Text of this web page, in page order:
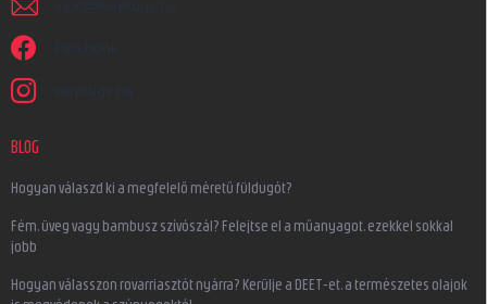
irjon @ earplugs.hu
Facebook
earplugs.hu
BLOG
Hogyan válaszd ki a megfelelő méretű füldugót?
Fém, üveg vagy bambusz szívószál? Felejtse el a műanyagot, ezekkel sokkal
jobb
Hogyan válasszon rovarriasztót nyárra? Kerülje a DEET-et, a természetes olajok